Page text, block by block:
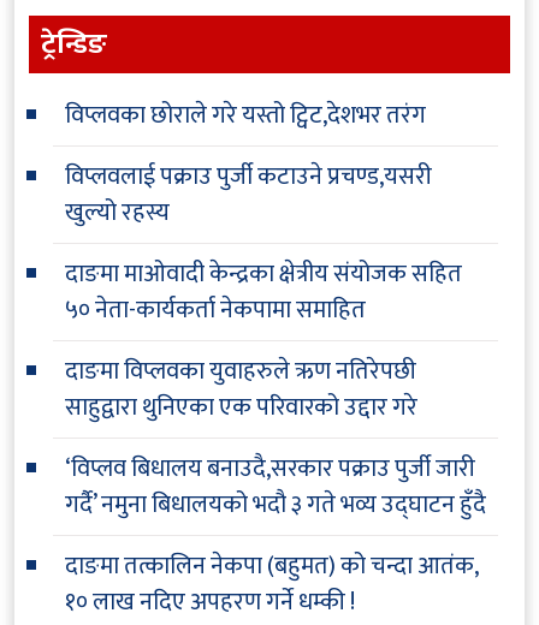
ट्रेन्डिङ
विप्लवका छोराले गरे यस्तो ट्विट,देशभर तरंग
विप्लवलाई पक्राउ पुर्जी कटाउने प्रचण्ड,यसरी
खुल्यो रहस्य
दाङमा माओवादी केन्द्रका क्षेत्रीय संयोजक सहित
५० नेता-कार्यकर्ता नेकपामा समाहित
दाङमा विप्लवका युवाहरुले ऋण नतिरेपछी
साहुद्वारा थुनिएका एक परिवारको उद्दार गरे
‘विप्लव बिधालय बनाउदै,सरकार पक्राउ पुर्जी जारी
गर्दै’ नमुना बिधालयको भदौ ३ गते भव्य उद्घाटन हुँदै
दाङमा तत्कालिन नेकपा (बहुमत) को चन्दा आतंक,
१० लाख नदिए अपहरण गर्ने धम्की !